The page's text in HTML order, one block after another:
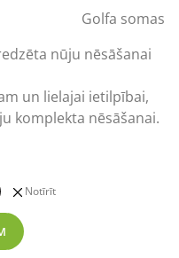
€.
Golfa somas
nūju nēsāšanai
un lielajai ietilpībai,
komplekta nēsāšanai.
Notīrīt
daudzums